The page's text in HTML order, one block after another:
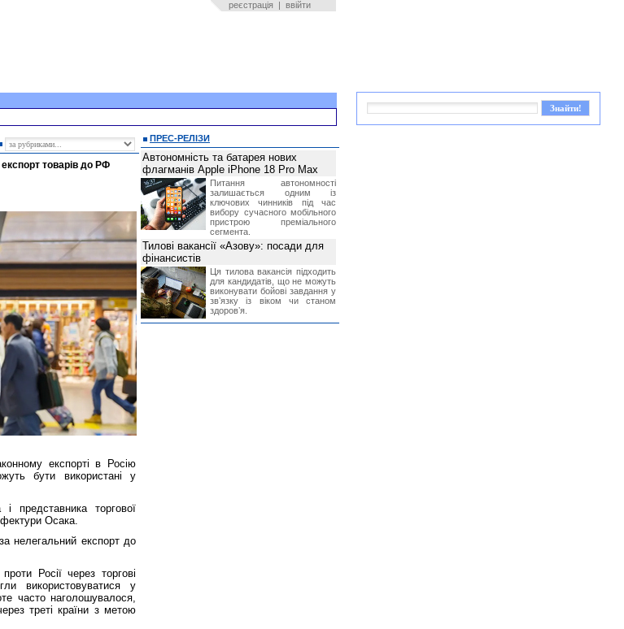
реєстрація | ввійти
товарів до РФ
експорті в Росію
бути використані у
представника торгової
Осака.
нелегальний експорт до
Росії через торгові
використовуватися у
часто наголошувалося,
треті країни з метою
ПРЕС-РЕЛІЗИ
Автономність та батарея нових
флагманів Apple iPhone 18 Pro Max
Питання автономності
залишається одним із
ключових чинників під час
вибору сучасного мобільного
пристрою преміального
сегмента.
Тилові вакансії «Азову»: посади для
фінансистів
Ця тилова вакансія підходить
для кандидатів, що не можуть
виконувати бойові завдання у
звʼязку із віком чи станом
здоровʼя.